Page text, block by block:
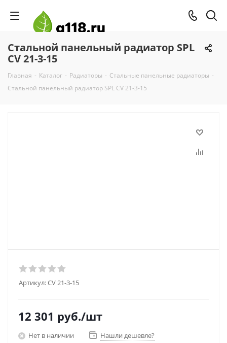
Стальной панельный радиатор SPL
CV 21-3-15
Главная - Каталог - Радиаторы - Стальные панельные радиаторы -
Стальной панельный радиатор SPL CV 21-3-15
Артикул:CV 21-3-15
12 301 руб./шт
Нет в наличии Нашли дешевле?